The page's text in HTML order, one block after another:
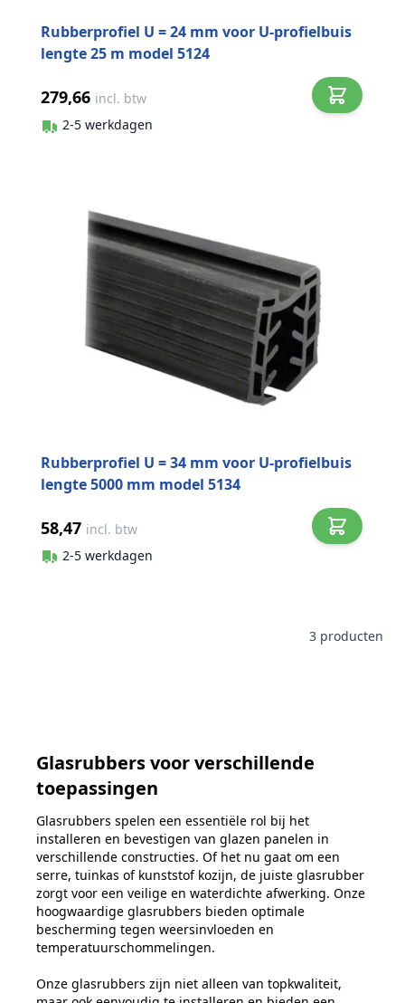
Rubberprofiel U = 24 mm voor U-profielbuis
lengte 25 m model 5124
279,66 incl. btw
2-5 werkdagen
Rubberprofiel U = 34 mm voor U-profielbuis
lengte 5000 mm model 5134
58,47 incl. btw
2-5 werkdagen
3 producten
Glasrubbers voor verschillende
toepassingen
Glasrubbers spelen een essentiële rol bij het
installeren en bevestigen van glazen panelen in
verschillende constructies. Of het nu gaat om een
serre, tuinkas of kunststof kozijn, de juiste glasrubber
zorgt voor een veilige en waterdichte afwerking. Onze
hoogwaardige glasrubbers bieden optimale
bescherming tegen weersinvloeden en
temperatuurschommelingen.
Onze glasrubbers zijn niet alleen van topkwaliteit,